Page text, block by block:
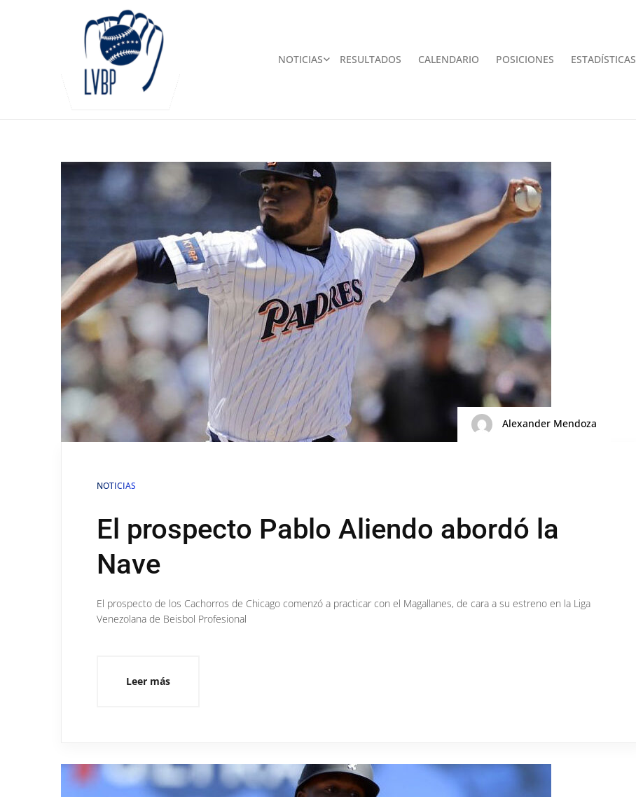
NOTICIAS RESULTADOS CALENDARIO POSICIONES ESTADÍSTICAS
Alexander Mendoza
NOTICIAS
El prospecto Pablo Aliendo abordó la
Nave
El prospecto de los Cachorros de Chicago comenzó a practicar con el Magallanes, de cara a su estreno en la Liga
Venezolana de Beisbol Profesional
Leer más